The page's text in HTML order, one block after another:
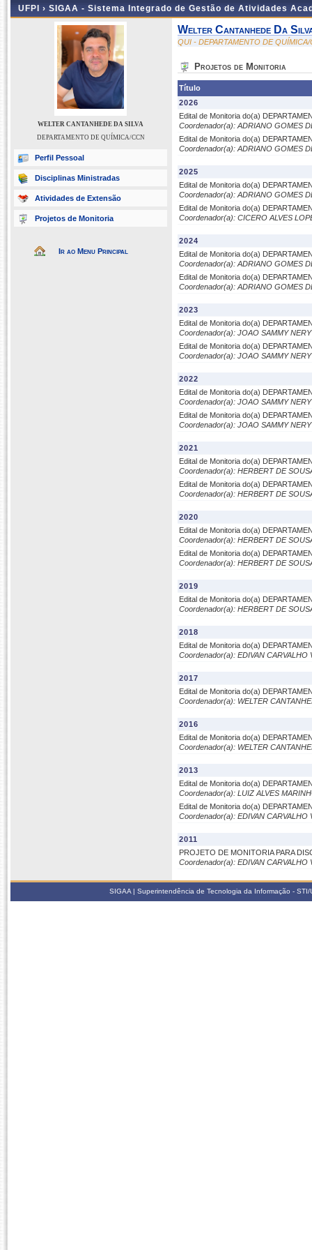
UFPI › SIGAA - Sistema Integrado de Gestão de Atividades
WELTER CANTANHEDE DA SILVA
DEPARTAMENTO DE QUÍMICA/CCN
Perfil Pessoal
Disciplinas Ministradas
Atividades de Extensão
Projetos de Monitoria
Ir ao Menu Principal
Welter Cantanhede Da
QUI - DEPARTAMENTO DE QUÍMICA/
Projetos de Monitoria
Título
2026
Edital de Monitoria do(a)
Coordenador(a): ADRIANO GOMES
Edital de Monitoria do(a)
Coordenador(a): ADRIANO GOMES
2025
Edital de Monitoria do(a)
Coordenador(a): ADRIANO GOMES
Edital de Monitoria do(a)
Coordenador(a): CICERO ALVES
2024
Edital de Monitoria do(a)
Coordenador(a): ADRIANO GOMES
Edital de Monitoria do(a)
Coordenador(a): ADRIANO GOMES
2023
Edital de Monitoria do(a)
Coordenador(a): JOAO SAMMY
Edital de Monitoria do(a)
Coordenador(a): JOAO SAMMY
2022
Edital de Monitoria do(a)
Coordenador(a): JOAO SAMMY
Edital de Monitoria do(a)
Coordenador(a): JOAO SAMMY
2021
Edital de Monitoria do(a)
Coordenador(a): HERBERT DE
Edital de Monitoria do(a)
Coordenador(a): HERBERT DE
2020
Edital de Monitoria do(a)
Coordenador(a): HERBERT DE
Edital de Monitoria do(a)
Coordenador(a): HERBERT DE
2019
Edital de Monitoria do(a)
Coordenador(a): HERBERT DE
2018
Edital de Monitoria do(a)
Coordenador(a): EDIVAN CARVALHO
2017
Edital de Monitoria do(a)
Coordenador(a): WELTER
2016
Edital de Monitoria do(a)
Coordenador(a): WELTER
2013
Edital de Monitoria do(a)
Coordenador(a): LUIZ ALVES
Edital de Monitoria do(a)
Coordenador(a): EDIVAN CARVALHO
2011
PROJETO DE MONITORIA PARA
Coordenador(a): EDIVAN CARVALHO
SIGAA | Superintendência de Tecnologia da Informação -